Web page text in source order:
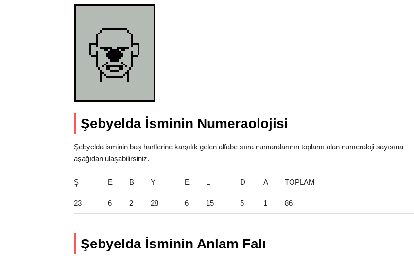
Şebyelda İsminin Numeraolojisi
Şebyelda isminin baş harflerine karşılık gelen alfabe sııra numaralarının toplamı olan numeraloji sayısına
aşağıdan ulaşabilirsiniz.
Ş E B Y E L D A TOPLAM
23 6 2 28 6 15 5 1 86
Şebyelda İsminin Anlam Falı